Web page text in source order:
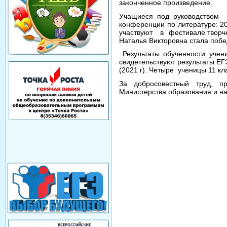
законченное произведение.
Учащиеся под руководством
конференции по литературе:
участвуют в фестивале
Наталья Викторовна стала
Результаты обученности
свидетельствуют результаты
(2021 г). Четыре ученицы 11
За добросовестный труд,
Министерства образования и